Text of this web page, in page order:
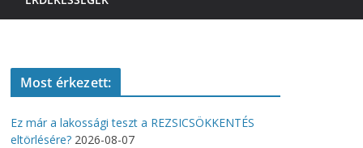
Most érkezett:
Ez már a lakossági teszt a REZSICSÖKKENTÉS
eltörlésére? 2026-08-07